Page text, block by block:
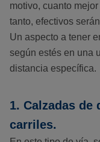
motivo, cuanto
tanto, efectivos
Un aspecto a tener
según estés en una
distancia específica.
1. Calzadas de
carriles.